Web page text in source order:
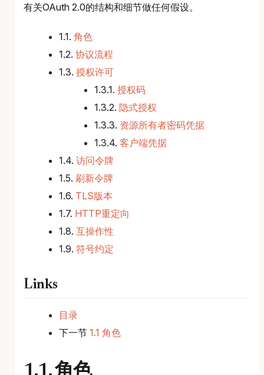
有关OAuth 2.0的结构和细节做任何假设。
1.1. 角色
1.2. 协议流程
1.3. 授权许可
1.3.1. 授权码
1.3.2. 隐式授权
1.3.3. 资源所有者密码凭据
1.3.4. 客户端凭据
1.4. 访问令牌
1.5. 刷新令牌
1.6. TLS版本
1.7. HTTP重定向
1.8. 互操作性
1.9. 符号约定
Links
目录
下一节 1.1 角色